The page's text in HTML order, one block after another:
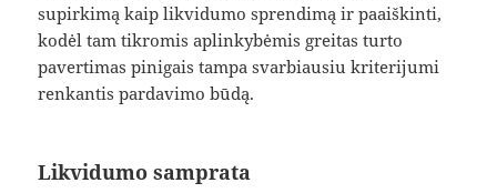
supirkimą kaip likvidumo sprendimą ir paaiškinti,
kodėl tam tikromis aplinkybėmis greitas turto
pavertimas pinigais tampa svarbiausiu kriterijumi
renkantis pardavimo būdą.
Likvidumo samprata